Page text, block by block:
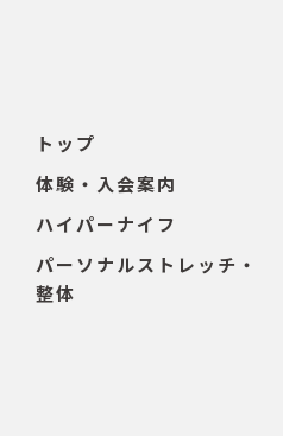
トップ
体験・入会案内
ハイパーナイフ
パーソナルストレッチ・
整体